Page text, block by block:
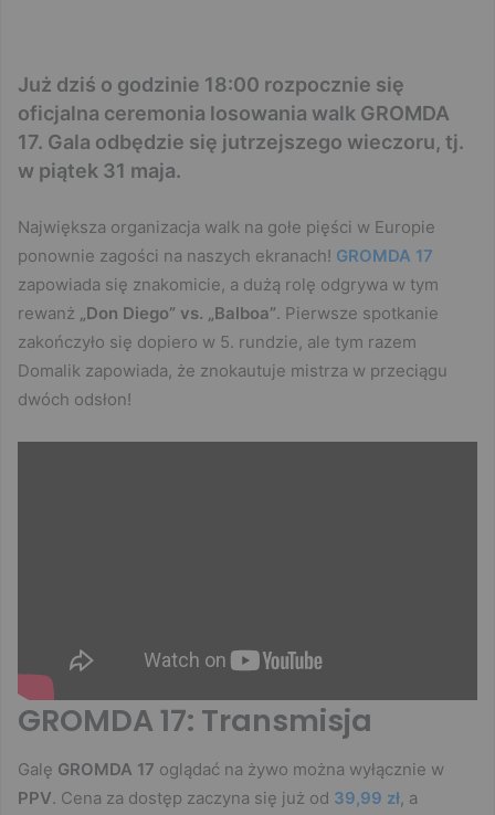
Już dziś o godzinie 18:00 rozpocznie się
oficjalna ceremonia losowania walk GROMDA
17. Gala odbędzie się jutrzejszego wieczoru, tj.
w piątek 31 maja.
Największa organizacja walk na gołe pięści w Europie
ponownie zagości na naszych ekranach! GROMDA 17
zapowiada się znakomicie, a dużą rolę odgrywa w tym
rewanż
„Don Diego” vs. „Balboa”. Pierwsze spotkanie
zakończyło się dopiero w 5. rundzie, ale tym razem
Domalik zapowiada, że znokautuje mistrza w przeciągu
dwóch odsłon!
GROMDA 17: Transmisja
Galę GROMDA 17 oglądać na żywo można wyłącznie w
PPV. Cena za dostęp zaczyna się już od 39,99 zł, a